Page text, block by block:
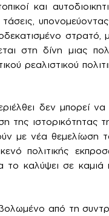
και
στη δίνη μιας
ρεαλιστικού
δεν μπορεί
της
με νέα θεμελίωση
πολιτικής
το καλύψει σε
από τη